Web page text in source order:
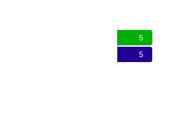
5
5